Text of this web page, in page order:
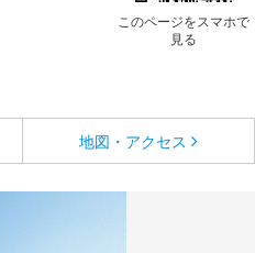
このページをスマホで
見る
地図・アクセス